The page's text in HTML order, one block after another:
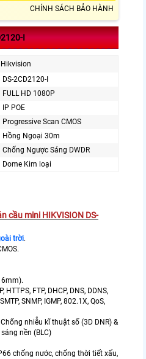
CHÍNH SÁCH BẢO HÀNH
I
Hikvision
DS-2CD2120-I
FULL HD 1080P
IP POE
Progressive Scan CMOS
Hồng Ngoại 30m
Chống Ngược Sáng DWDR
Dome Kim loại
cầu mini HIKVISION DS-
trời.
FTP, DHCP, DNS, DDNS,
SNMP, IGMP, 802.1X, QoS,
nhiễu kĩ thuật số (3D DNR) &
nền (BLC)
chống nước, chống thời tiết xấu,